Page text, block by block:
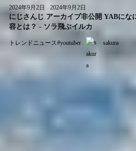
2024年9月2日 2024年9月2日
にじさんじ アーカイブ非公開 YABにな
容とは？ - ソラ飛ぶイルカ
トレンドニュース#youtuber sakura